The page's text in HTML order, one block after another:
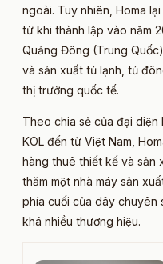
ngoài. Tuy nhiên, Homa
từ khi thành lập vào năm
Quảng Đông (Trung
và sản xuất tủ lạnh, tủ
thị trường quốc tế.
Theo chia sẻ của đại
KOL đến từ Việt Nam,
hàng thuê thiết kế và sản
thăm một nhà máy sản
phía cuối của dây chuyên
khá nhiều thương hiệu.